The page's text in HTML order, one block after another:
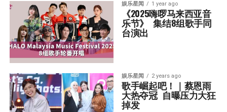
娱乐星闻 1 year ago
《2025嗨啰马来西亚音
乐节》  集结8组歌手同
台演出
娱乐星闻 2 years ago
歌手崛起吧！｜蔡恩雨
大热夺冠  自曝压力大狂
掉发